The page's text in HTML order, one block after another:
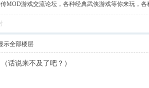
MOD游戏交流论坛，各种经典武侠游戏等你来玩，各
示全部楼层
话说来不及了吧？）